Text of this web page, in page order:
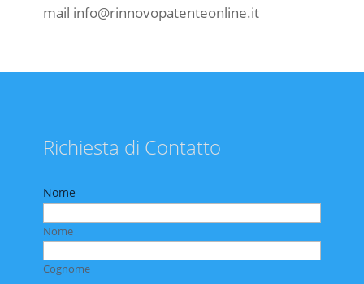
mail info@rinnovopatenteonline.it
Richiesta di Contatto
Nome
Nome
Cognome